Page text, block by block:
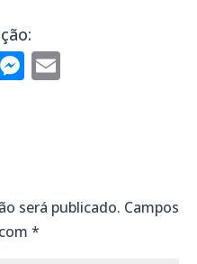
Messenger
será publicado. Campos
*